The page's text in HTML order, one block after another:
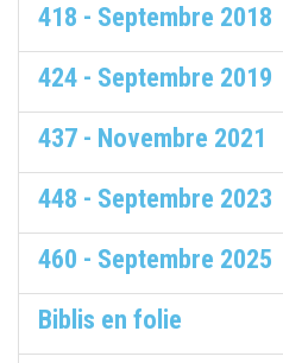
418 - Septembre 2018
424 - Septembre 2019
437 - Novembre 2021
448 - Septembre 2023
460 - Septembre 2025
Biblis en folie